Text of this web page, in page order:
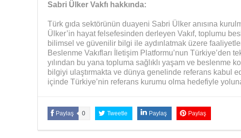
Sabri Ülker Vakfı hakkında:
Türk gıda sektörünün duayeni Sabri Ülker anısına
Ülker’in hayat felsefesinden derleyen Vakıf, toplumu
bilimsel ve güvenilir bilgi ile aydınlatmak üzere
Beslenme Vakıfları İletişim Platformu’nun Türkiye’den
yılından bu yana topluma sağlıklı yaşam ve beslenme
bilgiyi ulaştırmakta ve dünya genelinde referans kabul
içinde Türkiye’nin referans kurumu olma hedefiyle
Paylaş 0 Tweetle Paylaş Paylaş